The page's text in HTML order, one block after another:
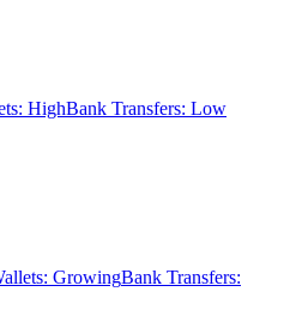
: HighBank Transfers: Low
: GrowingBank Transfers: